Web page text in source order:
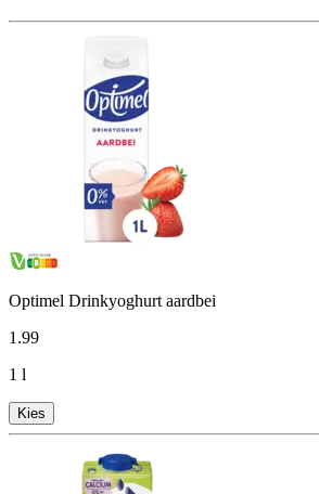
Optimel Drinkyoghurt aardbei
1.99
1 l
Kies